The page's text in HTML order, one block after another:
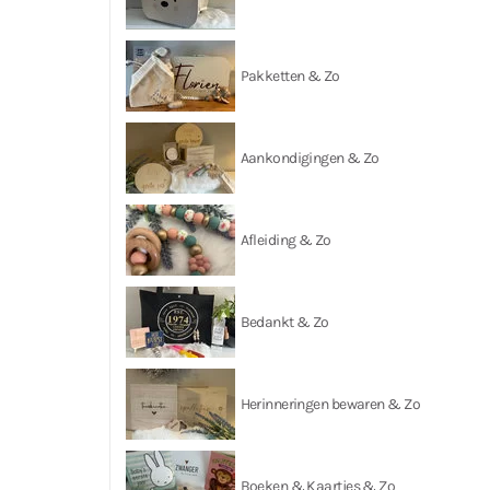
Pakketten & Zo
Aankondigingen & Zo
Afleiding & Zo
Bedankt & Zo
Herinneringen bewaren & Zo
Boeken & Kaartjes & Zo